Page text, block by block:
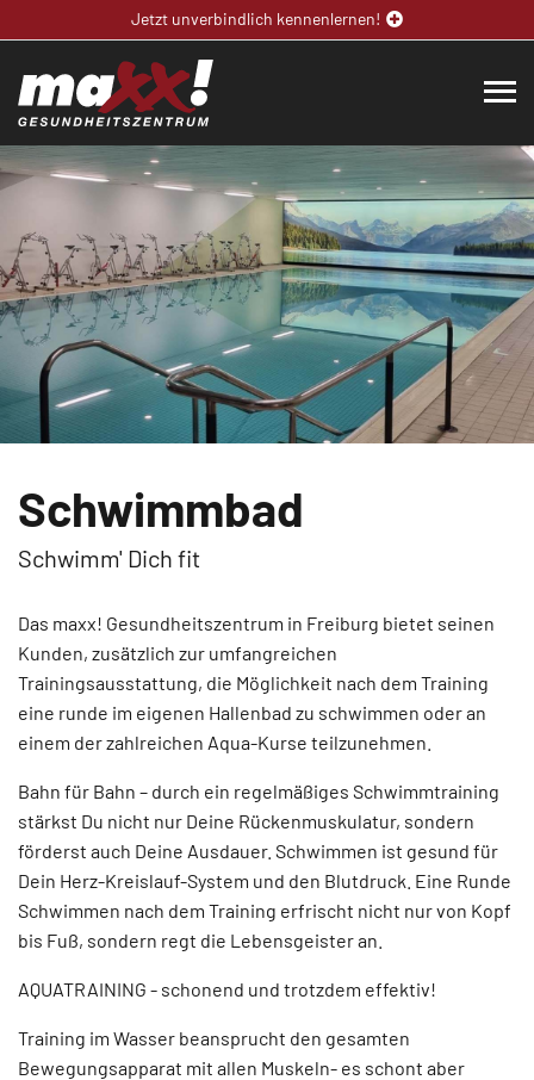
Jetzt unverbindlich kennenlernen!
Schwimmbad
Schwimm' Dich fit
Das maxx! Gesundheitszentrum in Freiburg bietet seinen
Kunden, zusätzlich zur umfangreichen
Trainingsausstattung, die Möglichkeit nach dem Training
eine runde im eigenen Hallenbad zu schwimmen oder an
einem der zahlreichen Aqua-Kurse teilzunehmen.
Bahn für Bahn – durch ein regelmäßiges Schwimmtraining
stärkst Du nicht nur Deine Rückenmuskulatur, sondern
förderst auch Deine Ausdauer. Schwimmen ist gesund für
Dein Herz-Kreislauf-System und den Blutdruck. Eine Runde
Schwimmen nach dem Training erfrischt nicht nur von Kopf
bis Fuß, sondern regt die Lebensgeister an.
AQUATRAINING - schonend und trotzdem effektiv!
Training im Wasser beansprucht den gesamten
Bewegungsapparat mit allen Muskeln- es schont aber